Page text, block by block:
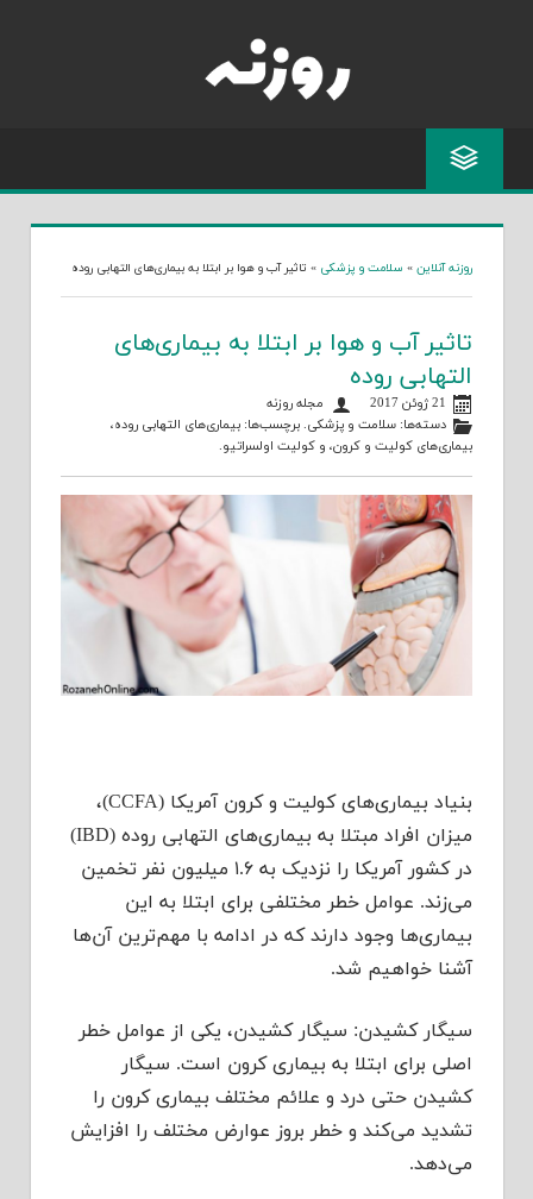
روزنه آنلاین » سلامت و پزشکی » تاثیر آب و هوا بر ابتلا به بیماری‌های التهابی روده
تاثیر آب و هوا بر ابتلا به بیماری‌های
التهابی روده
21 ژوئن 2017
مجله روزنه
دسته‌ها:سلامت و پزشکی. برچسب‌ها:بیماری‌های التهابی روده،
بیماری‌های کولیت و کرون، و کولیت اولسراتیو.
بنیاد بیماری‌های کولیت و کرون آمریکا (CCFA)،
میزان افراد مبتلا به بیماری‌های التهابی روده (IBD)
در کشور آمریکا را نزدیک به ۱.۶ میلیون نفر تخمین
می‌زند. عوامل خطر مختلفی برای ابتلا به این
بیماری‌ها وجود دارند که در ادامه با مهم‌ترین آن‌ها
آشنا خواهیم شد.
سیگار کشیدن: سیگار کشیدن، یکی از عوامل خطر
اصلی برای ابتلا به بیماری کرون است. سیگار
کشیدن حتی درد و علائم مختلف بیماری کرون را
تشدید می‌کند و خطر بروز عوارض مختلف را افزایش
می‌دهد.